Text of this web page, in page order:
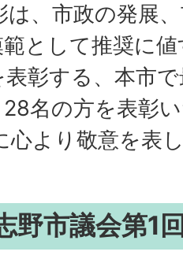
は、市政の発展
として推奨に
彰する、本市
名の方を表彰
心より敬意を表
野市議会第1